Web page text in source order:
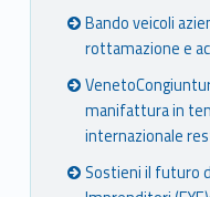
Bando veicoli
rottamazione e
manifattura in
internazionale
Sostieni il futuro